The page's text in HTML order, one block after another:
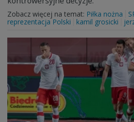
Zobacz więcej na temat: Piłka nożna
reprezentacja Polski
kamil grosicki